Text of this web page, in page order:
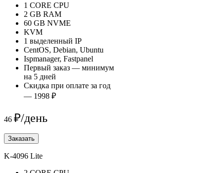
1 CORE CPU
2 GB RAM
60 GB NVME
KVM
1 выделенный IP
CentOS, Debian, Ubuntu
Ispmanager, Fastpanel
Первый заказ — минимум
на 5 дней
Скидка при оплате за год
— 1998 ₽
46 ₽/день
Заказать
K-4096 Lite